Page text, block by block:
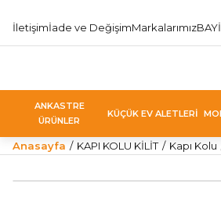
İletişimİade ve DeğişimMarkalarımız
ANKASTRE
ÜRÜNLER
KÜÇÜK EV ALETLERİ
Anasayfa KAPI KOLU KİLİT Kapı Kolu